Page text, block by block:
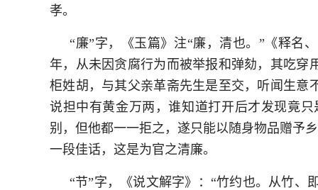
孝。
“廉”字，《玉篇》注“廉，清也。”《释名
年，从未因贪腐行为而被举报和弹劾，其吃穿
柜姓胡，与其父亲革斋先生是至交，听闻生意
说担中有黄金万两，谁知道打开后才发现竟
别，但他都一一拒之，遂只能以随身物品赠予
一段佳话，这是为官之清廉。
“节”字，《说文解字》：“竹约也。从竹、